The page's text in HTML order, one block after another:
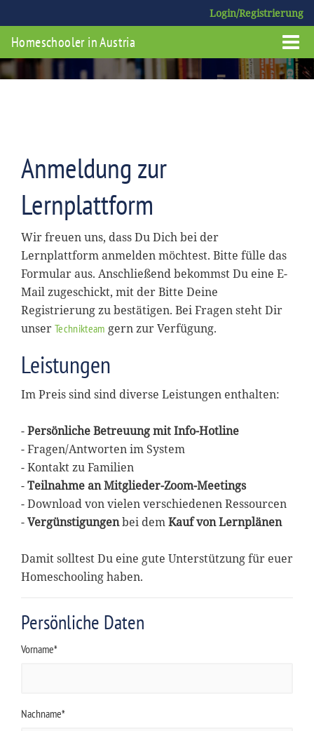
Login/Registrierung
Homeschooler in Austria
Anmeldung zur
Lernplattform
Wir freuen uns, dass Du Dich bei der
Lernplattform anmelden möchtest. Bitte fülle das
Formular aus. Anschließend bekommst Du eine E-
Mail zugeschickt, mit der Bitte Deine
Registrierung zu bestätigen. Bei Fragen steht Dir
unser Technikteam gern zur Verfügung.
Leistungen
Im Preis sind sind diverse Leistungen enthalten:
-Persönliche Betreuung mit Info-Hotline
- Fragen/Antworten im System
- Kontakt zu Familien
-Teilnahme an Mitglieder-Zoom-Meetings
- Download von vielen verschiedenen Ressourcen
-Vergünstigungenbei demKauf von Lernplänen
Damit solltest Du eine gute Unterstützung für euer
Homeschooling haben.
Persönliche Daten
Vorname*
Nachname*